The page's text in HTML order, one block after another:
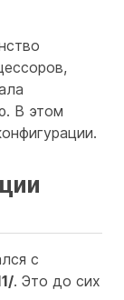
В этом
с
. Это до сих